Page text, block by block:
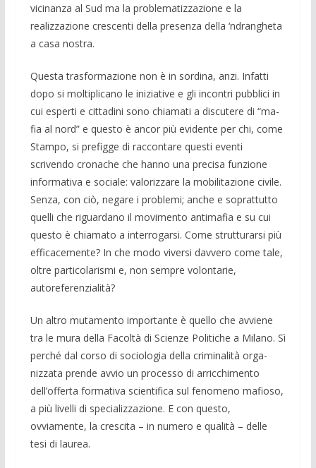
vicinanza al Sud ma la problematizza­zione e la
realizzazione crescenti della pre­senza della ‘ndrangheta
a casa nostra.
Questa trasformazione non è in sordina, anzi. Infatti
dopo si moltiplicano le inizia­tive e gli incontri pubblici in
cui esperti e cittadini sono chiamati a discute­re di “ma­
fia al nord” e questo è ancor più evidente per chi, come
Stampo, si prefig­ge di rac­contare questi eventi
scrivendo cronache che hanno una precisa funzione
informati­va e sociale: valorizzare la mobi­litazione civile.
Senza, con ciò, negare i problemi; an­che e soprattutto
quelli che riguardano il movimento antimafia e su cui
questo è chiamato a interrogarsi. Come strutturarsi più
efficacemente? In che modo viversi davvero come tale,
oltre particolarismi e, non sempre volontarie,
autoreferenzialità?
Un altro mutamento importante è quello che avviene
tra le mura della Facoltà di Scienze Politiche a Milano. Sì
perché dal corso di sociologia della criminalità orga­
nizzata prende avvio un processo di arric­chimento
dell’offerta formativa scientifica sul fenomeno mafioso,
a più li­velli di spe­cializzazione. E con questo,
ovviamente, la crescita – in numero e qua­lità – delle
tesi di laurea.